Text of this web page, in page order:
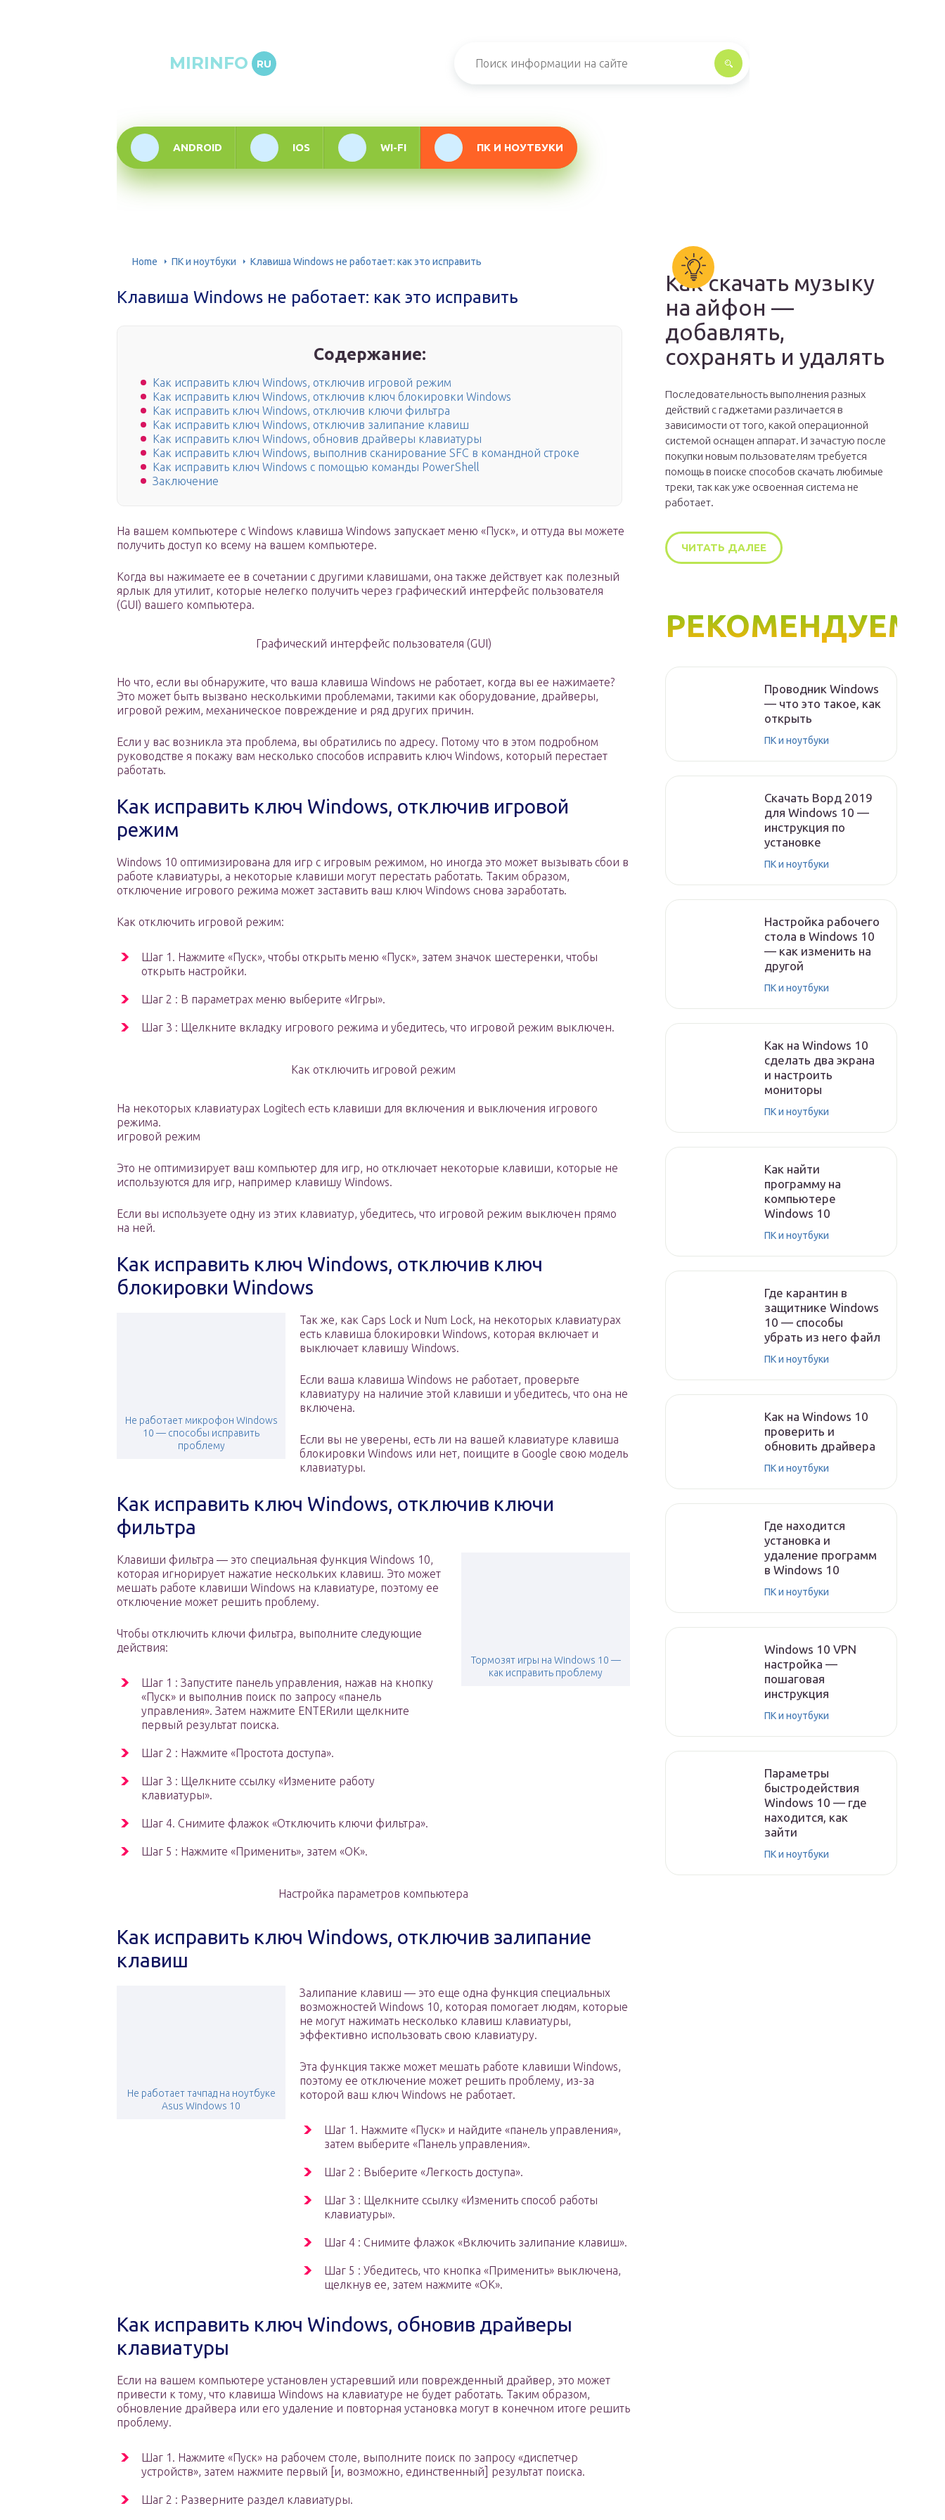
MIRINFO RU
ANDROID IOS WI-FI ПК И НОУТБУКИ
Home ПК и ноутбуки Клавиша Windows не работает: как это исправить
Клавиша Windows не работает: как это исправить
Содержание:
Как исправить ключ Windows, отключив игровой режим
Как исправить ключ Windows, отключив ключ блокировки Windows
Как исправить ключ Windows, отключив ключи фильтра
Как исправить ключ Windows, отключив залипание клавиш
Как исправить ключ Windows, обновив драйверы клавиатуры
Как исправить ключ Windows, выполнив сканирование SFC в командной строке
Как исправить ключ Windows с помощью команды PowerShell
Заключение
На вашем компьютере с Windows клавиша Windows запускает меню «Пуск», и оттуда вы можете
получить доступ ко всему на вашем компьютере.
Когда вы нажимаете ее в сочетании с другими клавишами, она также действует как полезный
ярлык для утилит, которые нелегко получить через графический интерфейс пользователя
(GUI) вашего компьютера.
Графический интерфейс пользователя (GUI)
Но что, если вы обнаружите, что ваша клавиша Windows не работает, когда вы ее нажимаете?
Это может быть вызвано несколькими проблемами, такими как оборудование, драйверы,
игровой режим, механическое повреждение и ряд других причин.
Если у вас возникла эта проблема, вы обратились по адресу. Потому что в этом подробном
руководстве я покажу вам несколько способов исправить ключ Windows, который перестает
работать.
Как исправить ключ Windows, отключив игровой
режим
Windows 10 оптимизирована для игр с игровым режимом, но иногда это может вызывать сбои в
работе клавиатуры, а некоторые клавиши могут перестать работать. Таким образом,
отключение игрового режима может заставить ваш ключ Windows снова заработать.
Как отключить игровой режим:
Шаг 1. Нажмите «Пуск», чтобы открыть меню «Пуск», затем значок шестеренки, чтобы
открыть настройки.
Шаг 2 : В параметрах меню выберите «Игры».
Шаг 3 : Щелкните вкладку игрового режима и убедитесь, что игровой режим выключен.
Как отключить игровой режим
На некоторых клавиатурах Logitech есть клавиши для включения и выключения игрового
режима.
игровой режим
Это не оптимизирует ваш компьютер для игр, но отключает некоторые клавиши, которые не
используются для игр, например клавишу Windows.
Если вы используете одну из этих клавиатур, убедитесь, что игровой режим выключен прямо
на ней.
Как исправить ключ Windows, отключив ключ
блокировки Windows
Не работает микрофон Windows
10 — способы исправить
проблему
Так же, как Caps Lock и Num Lock, на некоторых клавиатурах
есть клавиша блокировки Windows, которая включает и
выключает клавишу Windows.
Если ваша клавиша Windows не работает, проверьте
клавиатуру на наличие этой клавиши и убедитесь, что она не
включена.
Если вы не уверены, есть ли на вашей клавиатуре клавиша
блокировки Windows или нет, поищите в Google свою модель
клавиатуры.
Как исправить ключ Windows, отключив ключи
фильтра
Тормозят игры на Windows 10 —
как исправить проблему
Клавиши фильтра — это специальная функция Windows 10,
которая игнорирует нажатие нескольких клавиш. Это может
мешать работе клавиши Windows на клавиатуре, поэтому ее
отключение может решить проблему.
Чтобы отключить ключи фильтра, выполните следующие
действия:
Шаг 1 : Запустите панель управления, нажав на кнопку
«Пуск» и выполнив поиск по запросу «панель
управления». Затем нажмите ENTERили щелкните
первый результат поиска.
Шаг 2 : Нажмите «Простота доступа».
Шаг 3 : Щелкните ссылку «Измените работу
клавиатуры».
Шаг 4. Снимите флажок «Отключить ключи фильтра».
Шаг 5 : Нажмите «Применить», затем «ОК».
Настройка параметров компьютера
Как исправить ключ Windows, отключив залипание
клавиш
Не работает тачпад на ноутбуке
Asus Windows 10
Залипание клавиш — это еще одна функция специальных
возможностей Windows 10, которая помогает людям, которые
не могут нажимать несколько клавиш клавиатуры,
эффективно использовать свою клавиатуру.
Эта функция также может мешать работе клавиши Windows,
поэтому ее отключение может решить проблему, из-за
которой ваш ключ Windows не работает.
Шаг 1. Нажмите «Пуск» и найдите «панель управления»,
затем выберите «Панель управления».
Шаг 2 : Выберите «Легкость доступа».
Шаг 3 : Щелкните ссылку «Изменить способ работы
клавиатуры».
Шаг 4 : Снимите флажок «Включить залипание клавиш».
Шаг 5 : Убедитесь, что кнопка «Применить» выключена,
щелкнув ее, затем нажмите «ОК».
Как исправить ключ Windows, обновив драйверы
клавиатуры
Если на вашем компьютере установлен устаревший или поврежденный драйвер, это может
привести к тому, что клавиша Windows на клавиатуре не будет работать. Таким образом,
обновление драйвера или его удаление и повторная установка могут в конечном итоге решить
проблему.
Шаг 1. Нажмите «Пуск» на рабочем столе, выполните поиск по запросу «диспетчер
устройств», затем нажмите первый [и, возможно, единственный] результат поиска.
Шаг 2 : Разверните раздел клавиатуры.
Как скачать музыку
на айфон —
добавлять,
сохранять и удалять
Последовательность выполнения разных
действий с гаджетами различается в
зависимости от того, какой операционной
системой оснащен аппарат. И зачастую после
покупки новым пользователям требуется
помощь в поиске способов скачать любимые
треки, так как уже освоенная система не
работает.
ЧИТАТЬ ДАЛЕЕ
РЕКОМЕНДУЕМ
Проводник Windows
— что это такое, как
открыть
ПК и ноутбуки
Скачать Ворд 2019
для Windows 10 —
инструкция по
установке
ПК и ноутбуки
Настройка рабочего
стола в Windows 10
— как изменить на
другой
ПК и ноутбуки
Как на Windows 10
сделать два экрана
и настроить
мониторы
ПК и ноутбуки
Как найти
программу на
компьютере
Windows 10
ПК и ноутбуки
Где карантин в
защитнике Windows
10 — способы
убрать из него файл
ПК и ноутбуки
Как на Windows 10
проверить и
обновить драйвера
ПК и ноутбуки
Где находится
установка и
удаление программ
в Windows 10
ПК и ноутбуки
Windows 10 VPN
настройка —
пошаговая
инструкция
ПК и ноутбуки
Параметры
быстродействия
Windows 10 — где
находится, как
зайти
ПК и ноутбуки